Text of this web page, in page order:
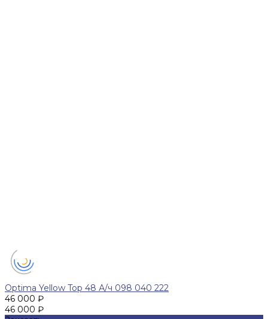
Optima Yellow Top 48 А/ч 098 040 222
46 000 ₽
46 000 ₽